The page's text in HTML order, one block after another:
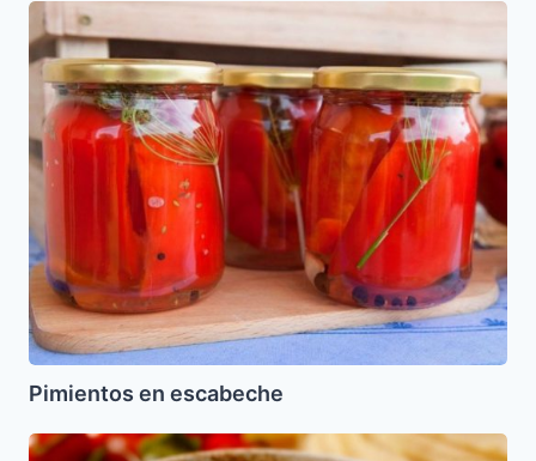
Pimientos
en
escabeche
Pimientos en escabeche
Sopa